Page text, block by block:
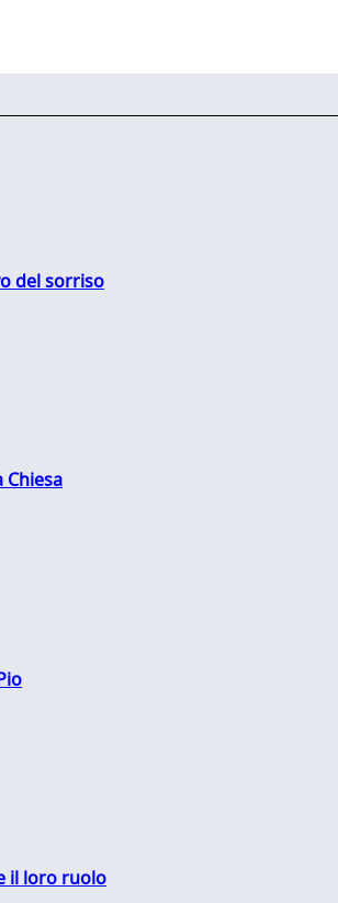
del sorriso
il loro ruolo